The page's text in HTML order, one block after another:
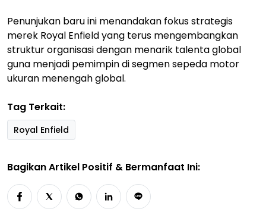
Penunjukan baru ini menandakan fokus strategis
merek Royal Enfield yang terus mengembangkan
struktur organisasi dengan menarik talenta global
guna menjadi pemimpin di segmen sepeda motor
ukuran menengah global.
Tag Terkait:
Royal Enfield
Bagikan Artikel Positif & Bermanfaat Ini: